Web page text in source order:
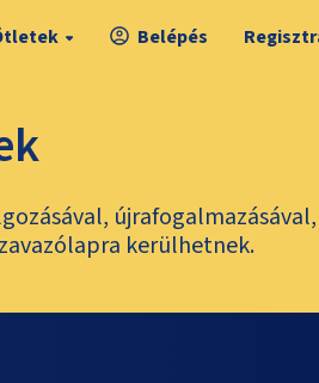
Belépés
kerülhetnek.